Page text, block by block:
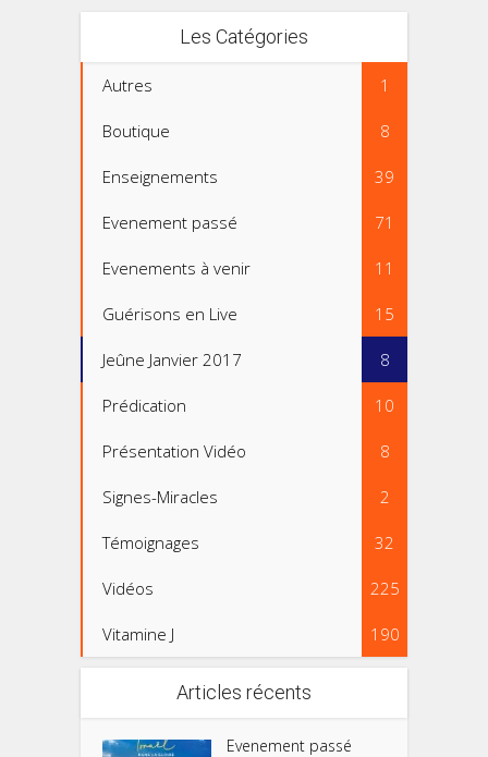
Les Catégories
Autres 1
Boutique 8
Enseignements 39
Evenement passé 71
Evenements à venir 11
Guérisons en Live 15
Jeûne Janvier 2017 8
Prédication 10
Présentation Vidéo 8
Signes-Miracles 2
Témoignages 32
Vidéos 225
Vitamine J 190
Articles récents
Evenement passé